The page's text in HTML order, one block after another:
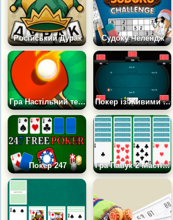
Російський Дурак Судоку Челендж
Гра Настільний теніс: Виклик Покер із Живими Людьми
Покер 247 Гра Павук 2 Масті: Гість